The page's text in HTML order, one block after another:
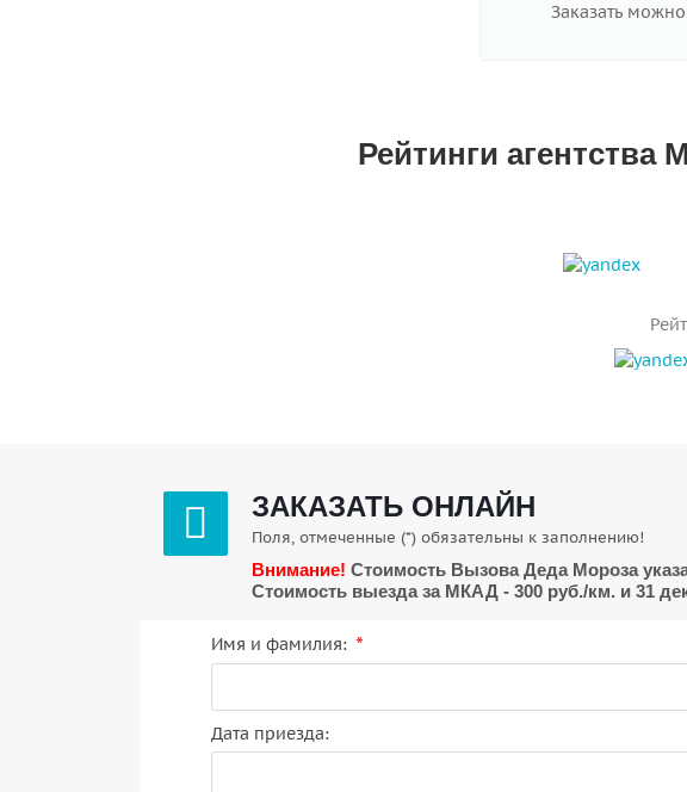
Заказать
Рейтинги
ЗАКАЗАТЬ ОНЛАЙН
Поля, отмеченные (*) обязательны к заполнению!
Внимание! Стоимость Вызова Деда Мороза
Стоимость выезда за МКАД - 300 руб./км. и 31
Имя и фамилия: *
Дата приезда: